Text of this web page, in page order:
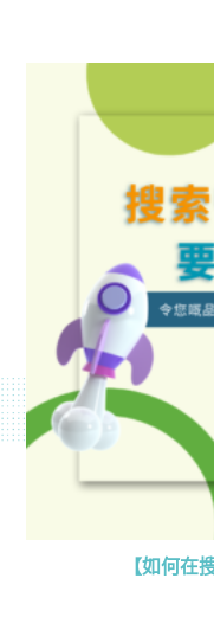
【如何在